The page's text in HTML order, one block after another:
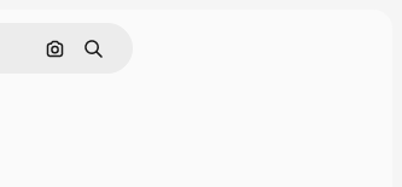
Buscar por imagen
Buscar